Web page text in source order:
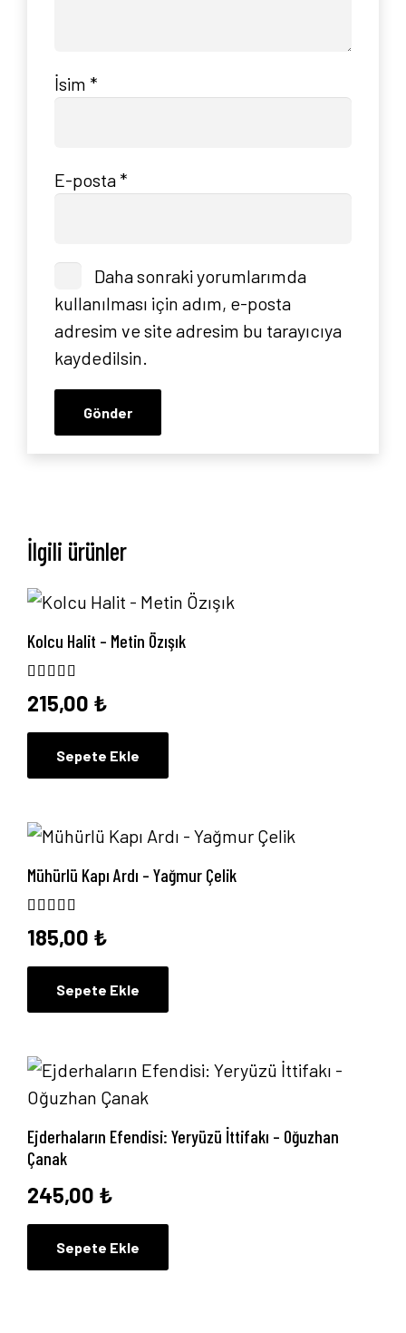
Hakkımızda
Yayınlarımız
Blog
İletişim
İsim *
E-posta *
Daha sonraki yorumlarımda
kullanılması için adım, e-posta
adresim ve site adresim bu tarayıcıya
kaydedilsin.
İlgili ürünler
Kolcu Halit – Metin Özışık
215,00 ₺
Sepete Ekle
Mühürlü Kapı Ardı – Yağmur Çelik
185,00 ₺
Sepete Ekle
Ejderhaların Efendisi: Yeryüzü İttifakı – Oğuzhan
Çanak
245,00 ₺
Sepete Ekle